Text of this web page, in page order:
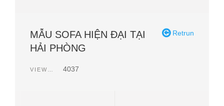
Retrun
MẪU SOFA HIỆN ĐẠI TẠI
HẢI PHÒNG
VIEWCOUNT 4037